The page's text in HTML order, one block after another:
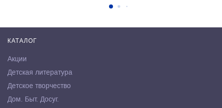
КАТАЛОГ
Акции
Детская литература
Детское творчество
Дом. Быт. Досуг.